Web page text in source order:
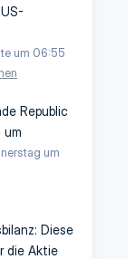
um 06:55
Republic
um
um
Diese
die Aktie